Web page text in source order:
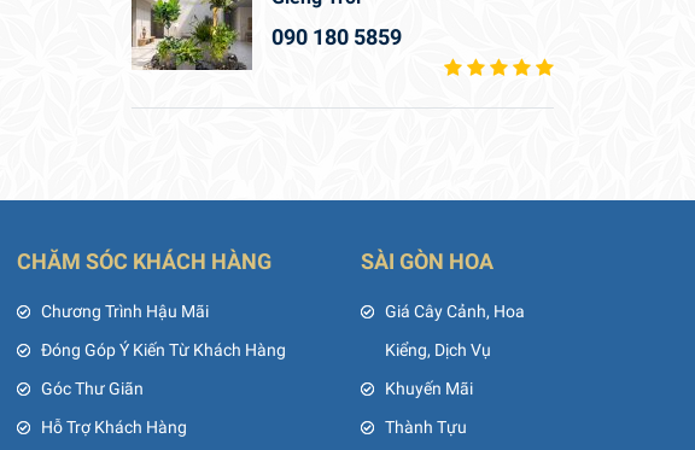
090 180 5859
CHĂM SÓC KHÁCH HÀNG
Chương Trình Hậu Mãi
Đóng Góp Ý Kiến Từ Khách Hàng
Góc Thư Giãn
Hỗ Trợ Khách Hàng
SÀI GÒN HOA
Giá Cây Cảnh, Hoa
Kiểng, Dịch Vụ
Khuyến Mãi
Thành Tựu